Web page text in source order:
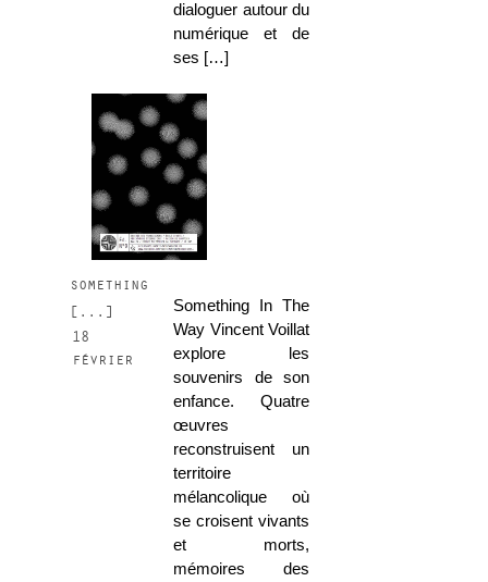
dialoguer autour du
numérique et de
ses […]
something
[...]
18
février
Something In The
Way Vincent Voillat
explore les
souvenirs de son
enfance. Quatre
œuvres
reconstruisent un
territoire
mélancolique où
se croisent vivants
et morts,
mémoires des